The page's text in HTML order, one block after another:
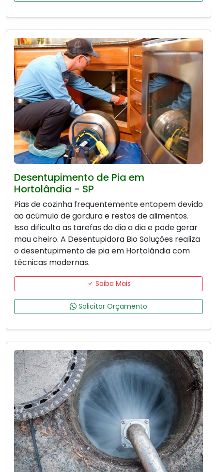
Desentupimento de Pia em
Hortolândia - SP
Pias de cozinha frequentemente entopem devido
ao acúmulo de gordura e restos de alimentos.
Isso dificulta as tarefas do dia a dia e pode gerar
mau cheiro. A Desentupidora Bio Soluções realiza
o desentupimento de pia em Hortolândia com
técnicas modernas.
Saiba Mais
Solicitar Orçamento